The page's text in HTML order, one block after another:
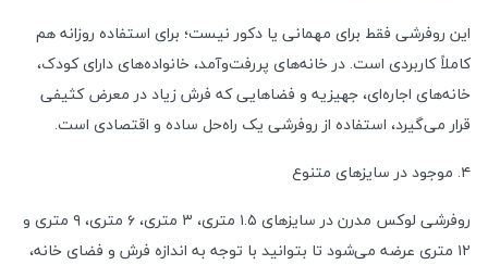
این روفرشی فقط برای مهمانی یا دکور نیست؛ برای استفاده روزانه هم
کاملاً کاربردی است. در خانه‌های پررفت‌وآمد، خانواده‌های دارای کودک،
خانه‌های اجاره‌ای، جهیزیه و فضاهایی که فرش زیاد در معرض کثیفی
قرار می‌گیرد، استفاده از روفرشی یک راه‌حل ساده و اقتصادی است.
۴. موجود در سایزهای متنوع
روفرشی لوکس مدرن در سایزهای ۱.۵ متری، ۳ متری، ۶ متری، ۹ متری و
۱۲ متری عرضه می‌شود تا بتوانید با توجه به اندازه فرش و فضای خانه،